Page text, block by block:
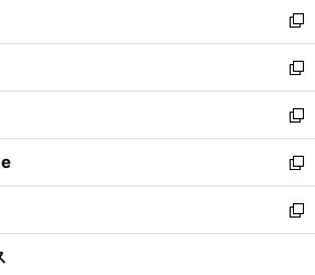
く
で
開
く
ド
ウ
で
開
く
ィ
ン
ド
ウ
で
開
く
い
ウ
ィ
ン
ド
ウ
で
開
く
新
し
い
ウ
ィ
ン
ド
ウ
で
開
新
し
い
ウ
ィ
ン
ド
ウ
新
し
い
ウ
ィ
ン
新
し
い
ウ
新
し